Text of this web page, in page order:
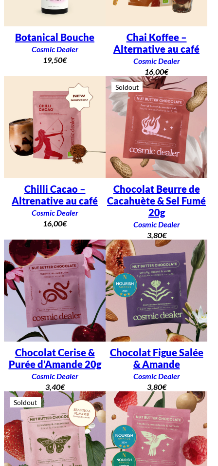
Botanical Bouche
Cosmic Dealer
19,50€
Chai Koffee –
Alternative au café
Cosmic Dealer
16,00€
Chilli Cacao –
Altrenative au café
Cosmic Dealer
16,00€
Soldout
Chocolat Beurre de
Cacahuète & Sel Fumé
20g
Cosmic Dealer
3,80€
Chocolat Cerise &
Purée d’Amande 20g
Cosmic Dealer
3,40€
Chocolat Figue Salée
& Amande
Cosmic Dealer
3,80€
Soldout